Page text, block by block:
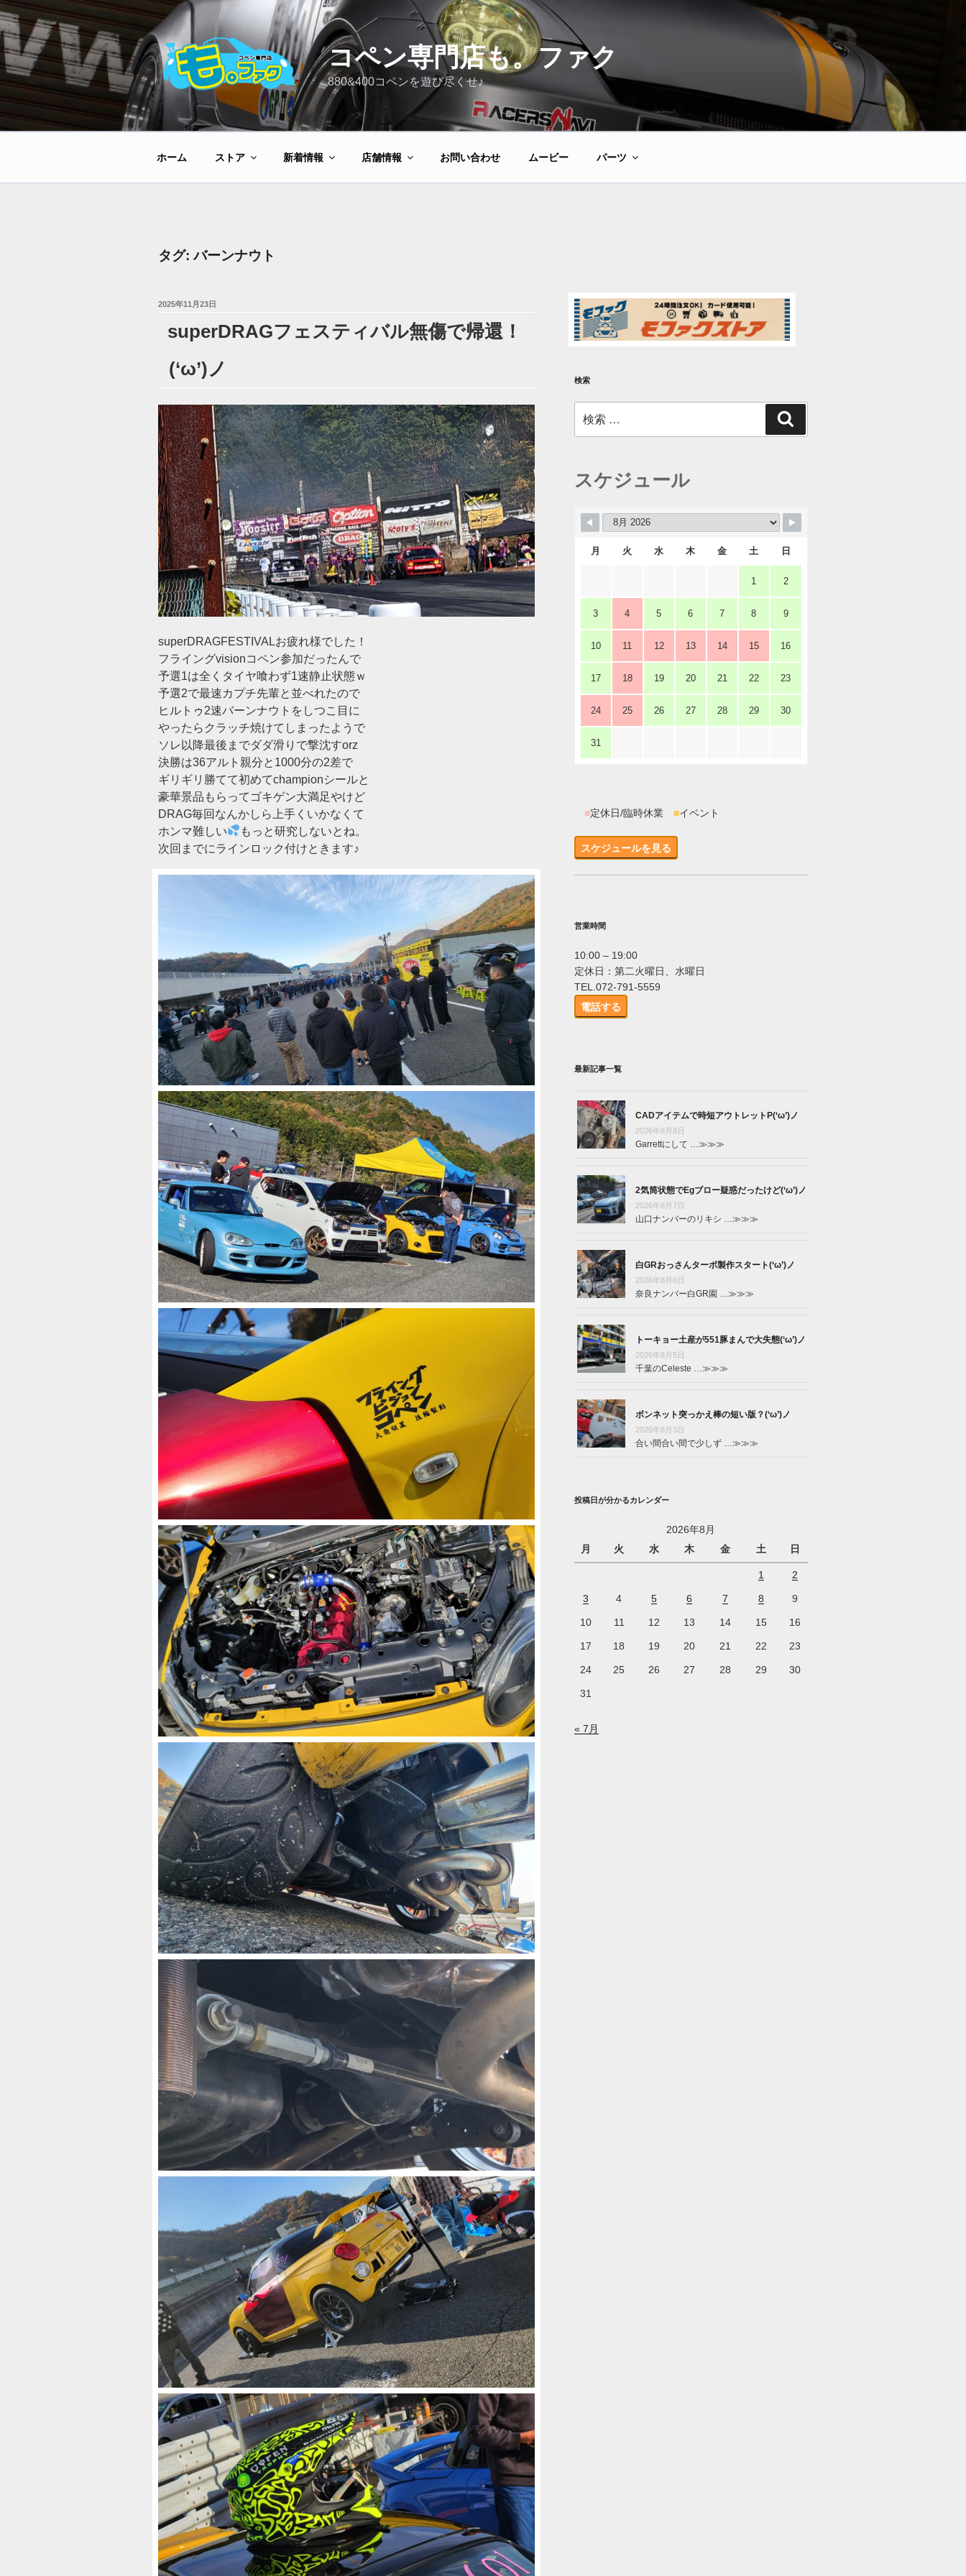
コ
ン
テ
ン
ツ
キ
コペン専門店も。ファク
880&400コペンを遊び尽くせ♪
ホーム ストア 新着情報 店舗情報 お問い合わせ ムービー パーツ
タグ:バーンナウト
投
2025年11月23日
superDRAGフェスティバル無傷で帰還！
(‘ω’)ノ
superDRAGFESTIVALお疲れ様でした！
フライングvisionコペン参加だったんで
予選1は全くタイヤ喰わず1速静止状態ｗ
予選2で最速カプチ先輩と並べれたので
ヒルトゥ2速バーンナウトをしつこ目に
やったらクラッチ焼けてしまったようで
ソレ以降最後までダダ滑りで撃沈すorz
決勝は36アルト親分と1000分の2差で
ギリギリ勝てて初めてchampionシールと
豪華景品もらってゴキゲン大満足やけど
DRAG毎回なんかしら上手くいかなくて
ホンマ難しい
もっと研究しないとね。
次回までにラインロック付けときます♪
検索
索:
索
スケジュール
月 火 水 木 金 土 日
1 2
3 4 5 6 7 8 9
10 11 12 13 14 15 16
17 18 19 20 21 22 23
24 25 26 27 28 29 30
31
■定休日/臨時休業 ■イベント
スケジュールを見る
営業時間
10:00 – 19:00
定休日：第二火曜日、水曜日
TEL.072-791-5559
電話する
最新記事一覧
CADアイテムで時短アウトレットP(‘ω’)ノ
2026年8月8日
Garrettにして …≫≫≫
2気筒状態でEgブロー疑惑だったけど(‘ω’)ノ
2026年8月7日
山口ナンバーのリキシ …≫≫≫
白GRおっさんターボ製作スタート(‘ω’)ノ
2026年8月6日
奈良ナンバー白GR園 …≫≫≫
トーキョー土産が551豚まんで大失態(‘ω’)ノ
2026年8月5日
千葉のCeleste …≫≫≫
ボンネット突っかえ棒の短い版？(‘ω’)ノ
2026年8月3日
合い間合い間で少しず …≫≫≫
投稿日が分かるカレンダー
2026年8月
月
火 水 木 金 土 日
1 2
3 4 5 6 7 8 9
10 11 12 13 14 15 16
17 18 19 20 21 22 23
24 25 26 27 28 29 30
31
« 7月